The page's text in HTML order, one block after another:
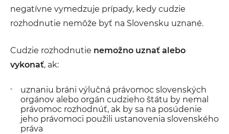
negatívne vymedzuje prípady, kedy cudzie
rozhodnutie nemôže byť na Slovensku uznané.
Cudzie rozhodnutie nemožno uznať alebo
vykonať, ak:
uznaniu bráni výlučná právomoc slovenských
orgánov alebo orgán cudzieho štátu by nemal
právomoc rozhodnúť, ak by sa na posúdenie
jeho právomoci použili ustanovenia slovenského
práva